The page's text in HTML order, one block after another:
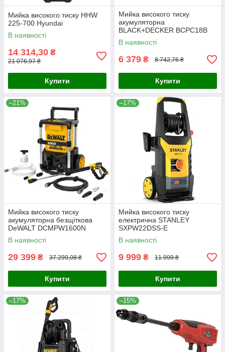
Мийка високого тиску HHW
225-700 Hyundai
В наявності
14 314,30 ₴
21 076,97 ₴
Купити
Мийка високого тиску
акумуляторна
BLACK+DECKER BCPC18B
В наявності
6 379 ₴ 8 742,76 ₴
Купити
–21%
Мийка високого тиску
акумуляторна безщіткова
DeWALT DCMPW1600N
В наявності
29 399 ₴ 37 299,08 ₴
Купити
–17%
Мийка високого тиску
електрична STANLEY
SXPW22DSS-E
В наявності
9 999 ₴ 11 999 ₴
Купити
–17% –15%